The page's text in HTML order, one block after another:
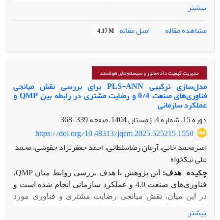
اطمینان مهم هستند یا خیر و یا شناسایی علت تغییرات ارائه می­
دهند. به منظور شناسایی این خطاها نیاز به مدل­سازی تأثیر این
خطاها بر قابلیت اطمینان محصول هستیم. در این تحقیق قصد
داریم رفتار قابلیت اطمینان محصول را بر اساس درصد خطاهای
کیفی مختلف که ممکن است محصولات با آن­ها تولید شوند پیش
و خطای مونتاژ به صورت جداگانه مورد بررسی قرار می­گیرد. به
منظور مدل­سازی فرض می­شود که درصد خطاهای کیفی از توزیع بتا
و زمان­های شکست از توزیع وایبل پیروی می­کنند. قابلیت اطمینان،
نرخ مخاطره و نمودار احتمال محصولات تحت این دو نوع خطای
کیفی مطالعه می­شوند. بر اساس نتایج این تحقیق می­توان نوع و
درصد خطاهای کیفی که محصولات با وجود آن­ها تولید می­شود را
حدس زد.
بیشتر
مشاهده مقاله
اصل مقاله 4.17 M
مدیریت کیفیت داده‌محور و سیستم‌های هوشمند
مدل‌سازی ترکیبی PLS-ANN برای بررسی نقش میانجی
فناوری‌های صنعت 0/4 و رضایت مشتری در رابطه بین QMP و
عملکرد سازمانی
دوره 15، شماره 4، زمستان 1404، صفحه
339-368
https://doi.org/10.48313/jqem.2025.525215.1550
امیرمحمد خانی، آرمان رضاسلطانی، احمد جعفرنژاد چقوشی، محمد
علی نیکخواه
چکیده
هدف: این پژوهش با هدف بررسی روابط میان QMP،
فناوری‌های صنعت 4.0 و عملکرد سازمانی انجام شده است و
در این میان، نقش میانجی رضایت مشتری و فناوری مورد
بیشتر